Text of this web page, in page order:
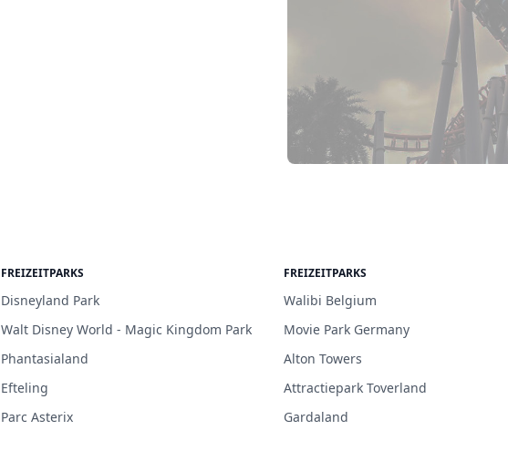
FREIZEITPARKS
Disneyland Park
Walt Disney World - Magic Kingdom Park
Phantasialand
Efteling
Parc Asterix
FREIZEITPARKS
Walibi Belgium
Movie Park Germany
Alton Towers
Attractiepark Toverland
Gardaland